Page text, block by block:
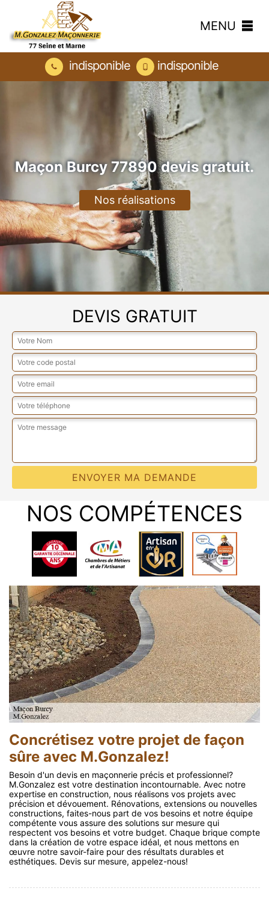
MENU
indisponible indisponible
Maçon Burcy 77890 devis gratuit.
Nos réalisations
DEVIS GRATUIT
NOS COMPÉTENCES
Concrétisez votre projet de façon
sûre avec M.Gonzalez!
Besoin d'un devis en maçonnerie précis et professionnel?
M.Gonzalez est votre destination incontournable. Avec notre
expertise en construction, nous réalisons vos projets avec
précision et dévouement. Rénovations, extensions ou nouvelles
constructions, faites-nous part de vos besoins et notre équipe
compétente vous assure des solutions sur mesure qui
respectent vos besoins et votre budget. Chaque brique compte
dans la création de votre espace idéal, et nous mettons en
œuvre notre savoir-faire pour des résultats durables et
esthétiques. Devis sur mesure, appelez-nous!